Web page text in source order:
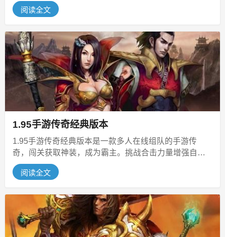
阅读全文
1.95手游传奇经典版本
1.95手游传奇经典版本是一款多人在线组队的手游传
奇，闯关获取神装，成为霸主。挑战合击力量增强自
我。支持电脑与手机互动，联机作战...
阅读全文